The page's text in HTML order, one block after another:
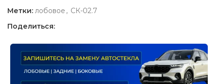
Метки: лобовое , СК-02.7
Поделиться: